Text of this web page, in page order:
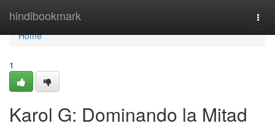
hindibookmark
Home
Home
1
Karol G: Dominando la Mitad